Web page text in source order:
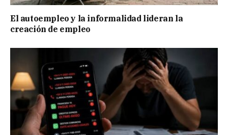
El autoempleo y la informalidad lideran la
creación de empleo